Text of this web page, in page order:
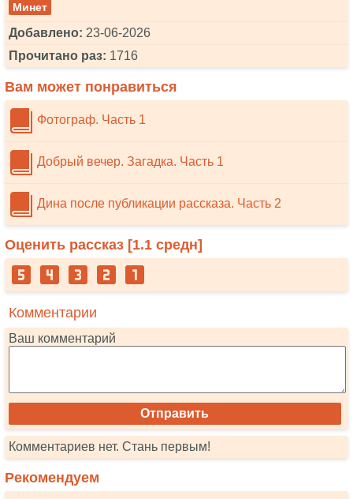
Минет
Добавлено: 23-06-2026
Прочитано раз: 1716
Вам может понравиться
Фотограф. Часть 1
Добрый вечер. Загадка. Часть 1
Дина после публикации рассказа. Часть 2
Оценить рассказ [1.1 средн]
Комментарии
Ваш комментарий
Комментариев нет. Стань первым!
Рекомендуем